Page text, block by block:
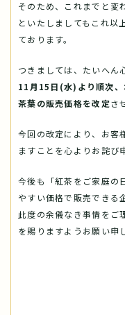
そのため、これまでと変
といたしましてもこれ以
ております。
つきましては、たいへん
11月15日(水)より順次、
茶葉の販売価格を改定さ
今回の改定により、お客
ますことを心よりお詫び
今後も「紅茶をご家庭の
やすい価格で販売できる
此度の余儀なき事情をご
を賜りますようお願い申